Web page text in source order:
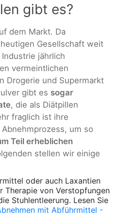
gibt es?
dem Markt. Da
Gesellschaft weit
jährlich
vermeintlichen
Drogerie und Supermarkt
gibt es sogar
, die als Diätpillen
fraglich ist ihre
um so
Teil erheblichen
stellen wir einige
oder auch Laxantien
Therapie von Verstopfungen
Stuhlentleerung. Lesen Sie
mit Abführmittel -